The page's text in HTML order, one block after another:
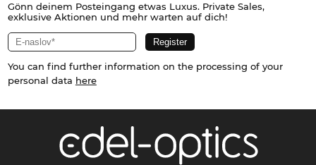
Gönn deinem Posteingang etwas Luxus. Private Sales,
exklusive Aktionen und mehr warten auf dich!
You can find further information on the processing of your
personal data here